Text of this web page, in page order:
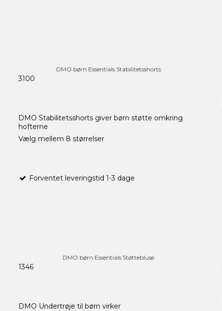
DMO børn Essentials Stabilitetsshorts
3100
DMO Stabilitetsshorts giver børn støtte omkring
hofterne
Vælg mellem 8 størrelser
Forventet leveringstid 1-3 dage
DMO børn Essentials Støttebluse
1346
DMO Undertrøje til børn virker